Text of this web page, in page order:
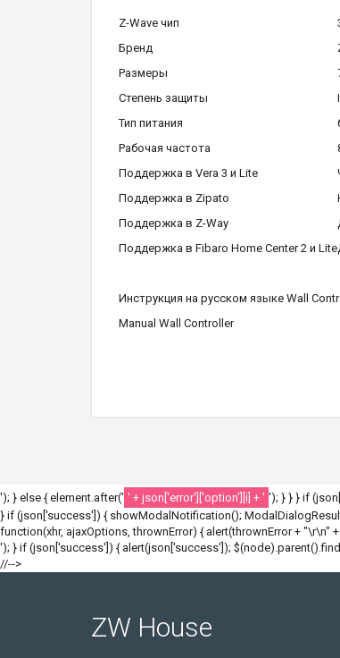
Z-Wave чип
Бренд
Размеры
Степень защиты
Тип питания
Рабочая частота
Поддержка в Vera 3 и Lite
Поддержка в Zipato
Поддержка в Z-Way
Поддержка в Fibaro Home Center 2 и Lite
Инструкция на русском языке Wall
Manual Wall Controller
'); } else { element.after(' ' + json['error']['option'][i] + ' '); } } } if
} if (json['success']) { showModalNotification();
function(xhr, ajaxOptions, thrownError) { alert(thrownError + "\r\n"
'); } if (json['success']) { alert(json['success']);
//-->
ZW House